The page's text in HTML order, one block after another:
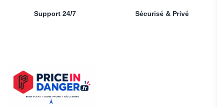
Support 24/7 Sécurisé & Privé